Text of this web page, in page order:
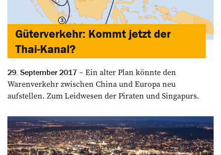
Güterverkehr: Kommt jetzt der
Thai-Kanal?
29. September 2017
Ein alter Plan könnte den
Warenverkehr zwischen China und Europa neu
aufstellen. Zum Leidwesen der Piraten und Singapurs.